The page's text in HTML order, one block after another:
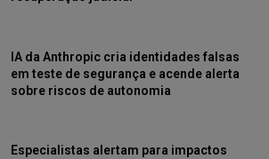
IA da Anthropic cria identidades falsas
em teste de segurança e acende alerta
sobre riscos de autonomia
Especialistas alertam para impactos